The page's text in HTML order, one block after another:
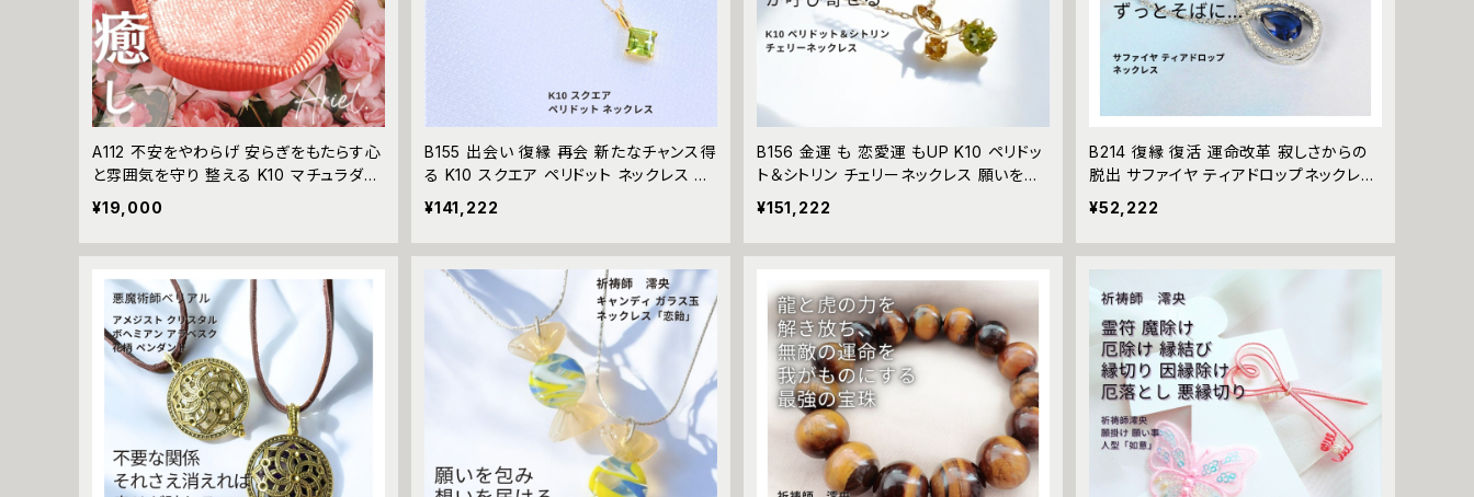
A112 不安をやわらげ 安らぎをもたらす心
と雰囲気を守り 整える K10 マチュラダイ
ヤモンド ドロップピアス マスクピアス ネ
イル 一粒石 パワーストーン モテる 注目
占い 当たる 魔術アクセサリー
¥19,000
B155 出会い 復縁 再会 新たなチャンス得
る K10 スクエア ペリドット ネックレス 悪
魔術師 べリアル 婚活 引き寄せ えんむす
び ジュエリー パワーストーン 魔術 強力
悪魔術 黒魔術 おまじない 呪 本物 魔術
師 魔法 恋愛成就 恋愛運 復縁 仲直り 縁
結び お守り 開運 アミュレット
¥141,222
B156 金運 も 恋愛運 もUP K10 ペリドッ
ト＆シトリン チェリーネックレス 願いを叶
える 悪魔術師 べリアル 魔術 アクセサリ
ー ユニセックス パワーストーン 天然石
誕生石 GREEN Yellow
¥151,222
B214 復縁 復活 運命改革 寂しさからの
脱出 サファイヤ ティアドロップネックレ
ス 恋愛運を急上昇 させる 悪魔術師 べ
リアル しずく ドロップ サファイア ブルー
成就 成功 お守り 縁結び 強力 本物 天然
石 パワーストーン シルバー blue 雫 dro
¥52,222